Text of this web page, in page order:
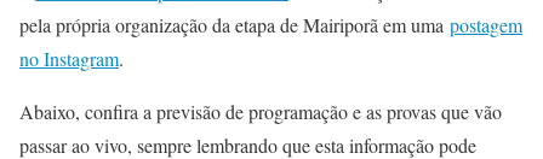
pela própria organização da etapa de Mairiporã em uma postagem
no Instagram.
Abaixo, confira a previsão de programação e as provas que vão
passar ao vivo, sempre lembrando que esta informação pode